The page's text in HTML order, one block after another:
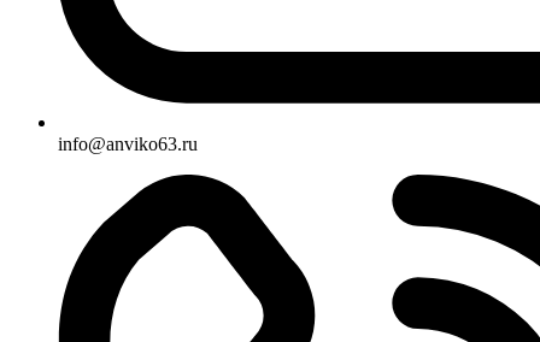
info@anviko63.ru